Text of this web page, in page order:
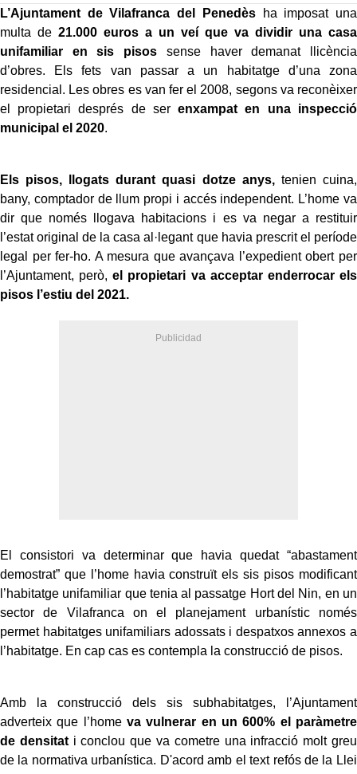
L’Ajuntament de Vilafranca del Penedèsha imposat una
multa de 21.000 euros a un veí que va dividir una casa
unifamiliar en sis pisos sense haver demanat llicència
d’obres. Els fets van passar a un habitatge d’una zona
residencial. Les obres es van fer el 2008, segons va reconèixer
el propietari després de serenxampat en una inspecció
municipal el 2020.
Els pisos, llogats durant quasi dotze anys,tenien cuina,
bany, comptador de llum propi i accés independent. L’home va
dir que només llogava habitacions i es va negar a restituir
l’estat original de la casa al·legant que havia prescrit el període
legal per fer-ho. A mesura que avançava l’expedient obert per
l’Ajuntament, però,el propietari va acceptar enderrocar els
pisos l’estiu del 2021.
El consistori va determinar que havia quedat “abastament
demostrat” que l’home havia construït els sis pisos modificant
l’habitatge unifamiliar que tenia al passatge Hort del Nin, en un
sector de Vilafranca on el planejament urbanístic només
permet habitatges unifamiliars adossats i despatxos annexos a
l’habitatge. En cap cas es contempla la construcció de pisos.
Amb la construcció dels sis subhabitatges, l’Ajuntament
adverteix que l’home va vulnerar en un 600% el paràmetre
de densitati conclou que va cometre una infracció molt greu
de la normativa urbanística. D'acord amb el text refós de la Llei